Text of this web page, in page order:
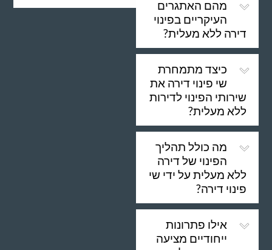
מהם האתגרים
העיקריים בפינוי
דירה ללא מעלית?
כיצד מתמחרת
שי פינוי דירה את
שירותי הפינוי לדירות
ללא מעלית?
מה כולל תהליך
הפינוי של דירה
ללא מעלית על ידי שי
פינוי דירה?
אילו פתרונות
ייחודיים מציעה